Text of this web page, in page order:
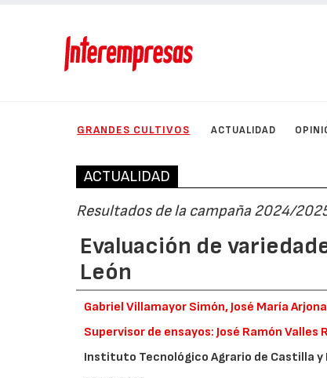
GRANDES CULTIVOS ACTUALIDAD
ACTUALIDAD
Resultados de la campaña 2024/
Evaluación de
León
Gabriel Villamayor Simón, José María
Supervisor de ensayos: José Ramón Valles
Instituto Tecnológico Agrario de Castilla y